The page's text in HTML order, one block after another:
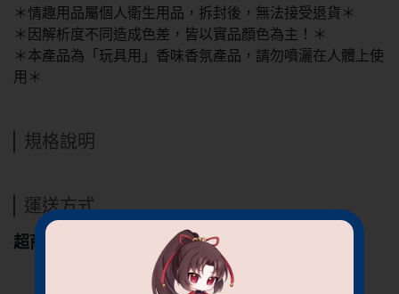
＊情趣用品屬個人衛生用品，拆封後，無法接受退貨＊
＊因解析度不同造成色差，皆以實品顏色為主！＊
＊本產品為「玩具用」香味香氛產品，請勿噴灑在人體上使
用＊
規格說明
運送方式
超商